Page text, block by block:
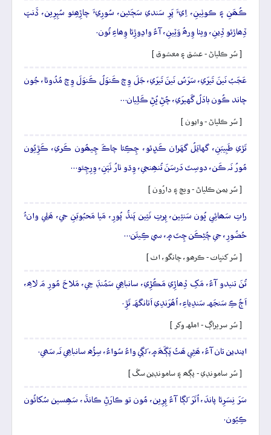
ڪُھَنِ ۽ ڪوٺِينِ، اِيءَ پَرِ سَندي سَڄَڻين، سُورِيءَ چاڙِھِئو سُپِرِين، ڏَنڀَ
ڏِھاڙئو ڏِينِ، ويٺا وِرھُ وَٽِينِ، آءُ واڍوڙِئا وِھاءِ تُون.
[ سُر ڪلياڻ - عشق ۽ معشوق ]
عَجَبُ نَينَ تَيرَي، سَرَسُ نَينَ تَيرَي، جَلَ وِچ ڪَنوَلُ ڪَنوَلَ وِچ مُدُوئا، جُون
چاند ڪُون بادَلُ گَهيرَي، چُڻِ ڀُڻِ ڪَلِيان…
[ سُر ڪلياڻ - وايون ]
تَڙي طَبِيبَنِ، گهايَلُ گهَران ڪَڍِئو، چِڪِئا چاڪَ چِيھُون ڪَري، ڪَڙِيُون
مُورُ نَہ ڪَن، دوسِتَ دَرسَنَ تُنھِنجي، وِڌو ٺارُ ٺَپَنِ، وِرِچِئو…
[ سُر يمن ڪلياڻ - ويڄ ۽ دارُون ]
راتِ سَھائِي ڀُون سَنئِين، پِرتِ نَئِين پَنڌُ پُورِ، مَيا مَحبُوبَنِ جي، ھَلِي وانءُ
حُضُورِ، جي چُڻِڪَن چِتَ ۾، سي ڪِيئَن…
[ سُر کنڀات - ڪرھو، چانگو، اٺ ]
تُنَ تنيدو آءُ، مَکِ ڏِھاڙِي مَڪُڙِي، سانباھِي سَمُنڊَ جِي، مَلاحَ مُورِ مَ لاھِ،
اَڄُ ڪِ سَنجَهہ سَندِياءِ، اُھُرَندِي اَتانگهَہ تَڙِ.
[ سُر سريراڳ - املهہ وکر ]
ايندين تان آءُ، ھَڻِي ھَٿُ پَڳَھَ ۾، لَڳي واءُ سُواءُ، سِڙُه سانباھِي نَہ سَھي.
[ سُر سامونڊي - پڳھ ۽ سامونڊين سڱ ]
سَرَ نِسَرِئا پاندَ، اُتَرَ لَڳا آءُ پِرِين، مُون تو ڪارَڻِ ڪانڌَ، سَھِسين سُکائُون
ڪِيُون.